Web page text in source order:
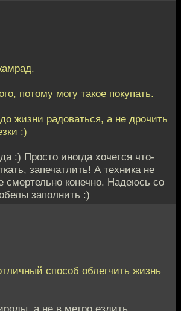
потому могу такое покупать.
жизни радоваться, а не дрочить
:)
:) Просто иногда хочется что-
запечатлить! А техника не
смертельно конечно. Надеюсь со
заполнить :)
способ облегчить жизнь
а не в метро ездить.